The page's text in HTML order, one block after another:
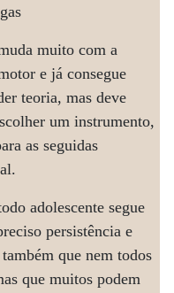
muito com a
e já consegue
teoria, mas deve
um instrumento,
as seguidas
adolescente segue
persistência e
que nem todos
que muitos podem